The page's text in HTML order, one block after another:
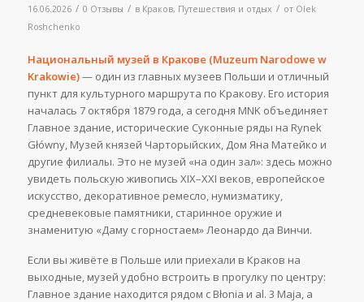
16.06.2026 / 0 Отзывы / в Краков, Путешествия и отдых / от Olek
Roshchenko
Национальный музей в Кракове (Muzeum Narodowe w
Krakowie)— один из главных музеев Польши и отличный
пункт для культурного маршрута по Кракову. Его история
началась 7 октября 1879 года, а сегодня MNK объединяет
Главное здание, исторические Суконные ряды на Rynek
Główny, Музей князей Чарторыйских, Дом Яна Матейко и
другие филиалы. Это не музей «на один зал»: здесь можно
увидеть польскую живопись XIX–XXI веков, европейское
искусство, декоративное ремесло, нумизматику,
средневековые памятники, старинное оружие и
знаменитую «Даму с горностаем» Леонардо да Винчи.
Если вы живёте в Польше или приехали в Краков на
выходные, музей удобно встроить в прогулку по центру:
Главное здание находится рядом с Błonia и al. 3 Maja, а